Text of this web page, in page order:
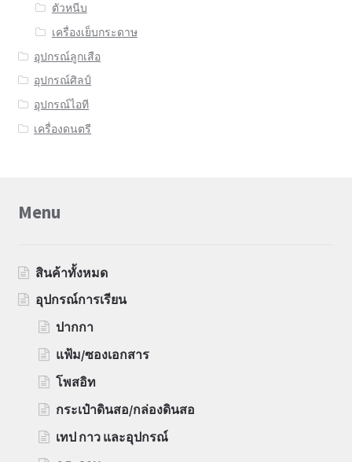
ตัวหนีบ
เครื่องเย็บกระดาษ
อุปกรณ์ลูกเสือ
อุปกรณ์ศิลป์
อุปกรณ์ไอที
เครื่องดนตรี
Menu
สินค้าทั้งหมด
อุปกรณ์การเรียน
ปากกา
แฟ้ม/ซองเอกสาร
โพสอิท
กระเป๋าดินสอ/กล่องดินสอ
เทป กาว และอุปกรณ์